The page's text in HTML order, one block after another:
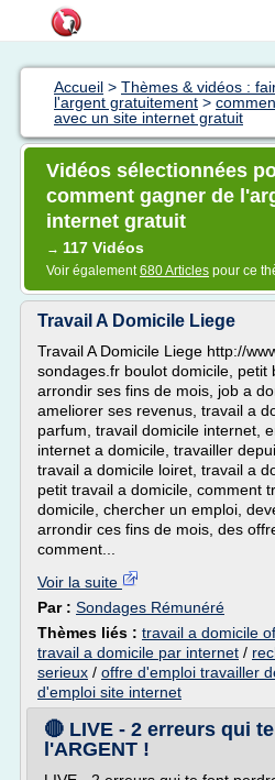
Accueil > Thèmes & vidéos :
l'argent gratuitement >
avec un site internet gratuit
Vidéos sélectionnées
comment gagner de
internet gratuit
→ 117 Vidéos
Voir également680 Articles pour ce
Travail A Domicile Liege
Travail A Domicile Liege http://
sondages.fr boulot domicile, petit
arrondir ses fins de mois, job a
ameliorer ses revenus, travail a
parfum, travail domicile internet,
internet a domicile, travailler
travail a domicile loiret, travail a
petit travail a domicile, comment
domicile, chercher un emploi,
arrondir ces fins de mois, des
comment...
Voir la suite
Par : Sondages Rémunéré
Thèmes liés : travail a domicile
travail a domicile par internet /
serieux / offre d'emploi travailler
d'emploi site internet
🔴 LIVE - 2 erreurs qui
l'ARGENT !